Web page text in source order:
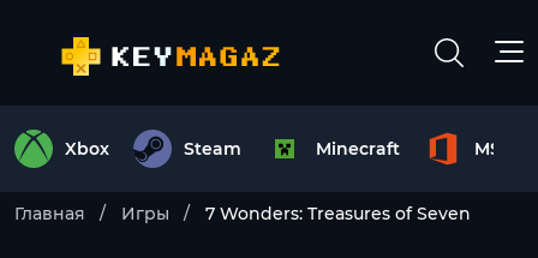
Xbox Steam Minecraft MS
Главная Игры 7 Wonders: Treasures of Seven